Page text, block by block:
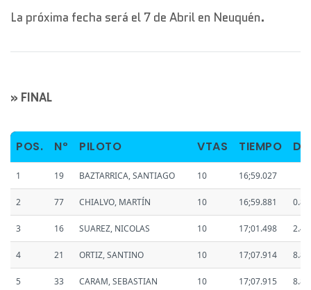
La próxima fecha será el 7 de Abril en Neuquén.
» FINAL
POS. Nº PILOTO VTAS TIEMPO
1 19 BAZTARRICA, SANTIAGO 10 16;59.027
2 77 CHIALVO, MARTÍN 10 16;59.881
3 16 SUAREZ, NICOLAS 10 17;01.498
4 21 ORTIZ, SANTINO 10 17;07.914
5 33 CARAM, SEBASTIAN 10 17;07.915